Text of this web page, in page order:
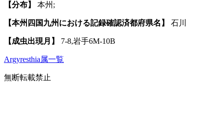
【分布】 本州;
【本州四国九州における記録確認済都府県名】 石川
【成虫出現月】 7-8,岩手6M-10B
Argyresthia属一覧
無断転載禁止